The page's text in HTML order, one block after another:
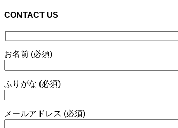
CONTACT US
お名前 (必須)
ふりがな (必須)
メールアドレス (必須)